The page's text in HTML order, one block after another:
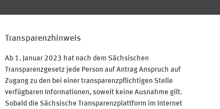
Transparenzhinweis
Ab 1. Januar 2023 hat nach dem Sächsischen
Transparenzgesetz jede Person auf Antrag Anspruch auf
Zugang zu den bei einer transparenzpflichtigen Stelle
verfügbaren Informationen, soweit keine Ausnahme gilt.
Sobald die Sächsische Transparenzplattform im Internet